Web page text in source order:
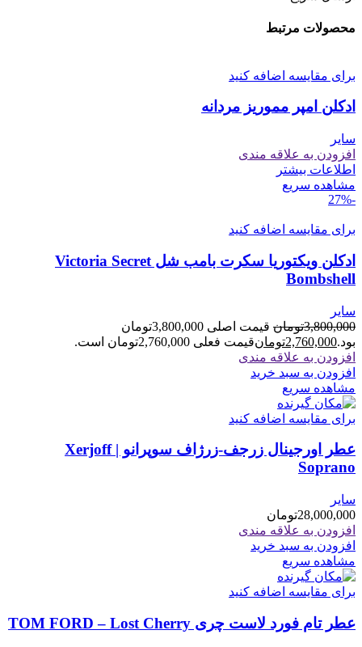
محصولات مرتبط
برای مقایسه اضافه کنید
ادکلن امپر مموریز مردانه
سایر
افزودن به علاقه مندی
اطلاعات بیشتر
مشاهده سریع
-27%
برای مقایسه اضافه کنید
ادکلن ویکتوریا سکرت بامب شل Victoria Secret
Bombshell
سایر
3,800,000تومان
قیمت اصلی 3,800,000تومان
بود.2,760,000تومانقیمت فعلی 2,760,000تومان است.
افزودن به علاقه مندی
افزودن به سبد خرید
مشاهده سریع
برای مقایسه اضافه کنید
عطر اورجینال زرجف-زرژاف سوپرانو | Xerjoff
Soprano
سایر
28,000,000تومان
افزودن به علاقه مندی
افزودن به سبد خرید
مشاهده سریع
برای مقایسه اضافه کنید
عطر تام فورد لاست چری TOM FORD – Lost Cherry